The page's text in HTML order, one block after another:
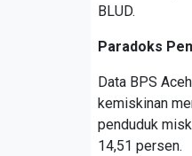
BLUD.
Paradoks
Data BPS
kemiskinan
penduduk
14,51 persen.